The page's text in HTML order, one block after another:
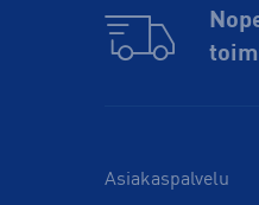
Asiakaspalvelu